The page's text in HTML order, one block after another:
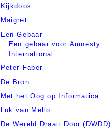
Kijkdoos
Maigret
Een Gebaar
Een gebaar voor Amnesty
International
Peter Faber
De Bron
Met het Oog op Informatica
Luk van Mello
De Wereld Draait Door (DWDD)